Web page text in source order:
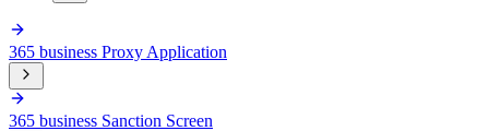
365 business Proxy Application
365 business Sanction Screen